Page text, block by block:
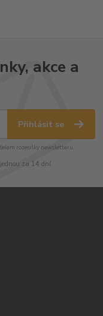
akce a
Přihlásit se
rozesílky newsletteru.
za 14 dní.